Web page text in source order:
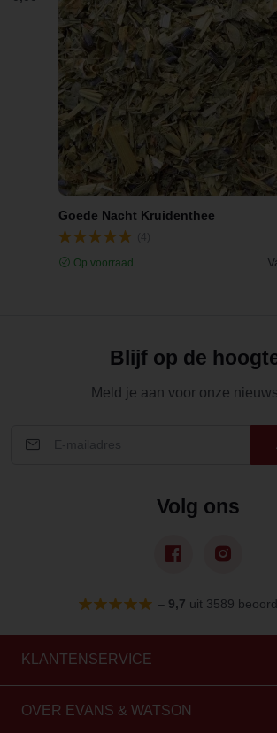
Goede Nacht Kruidenthee
Op voorraad
Blijf op de
Meld je aan voor onze
Volg ons
– 9,7 uit 3589
KLANTENSERVICE
OVER EVANS & WATSON